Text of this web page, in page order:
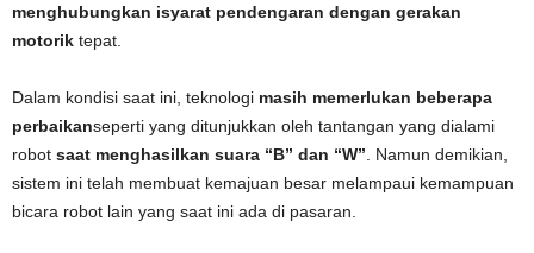
menghubungkan isyarat pendengaran dengan gerakan
motorik tepat.
Dalam kondisi saat ini, teknologi masih memerlukan beberapa
perbaikanseperti yang ditunjukkan oleh tantangan yang dialami
robot saat menghasilkan suara “B” dan “W” . Namun demikian,
sistem ini telah membuat kemajuan besar melampaui kemampuan
bicara robot lain yang saat ini ada di pasaran.